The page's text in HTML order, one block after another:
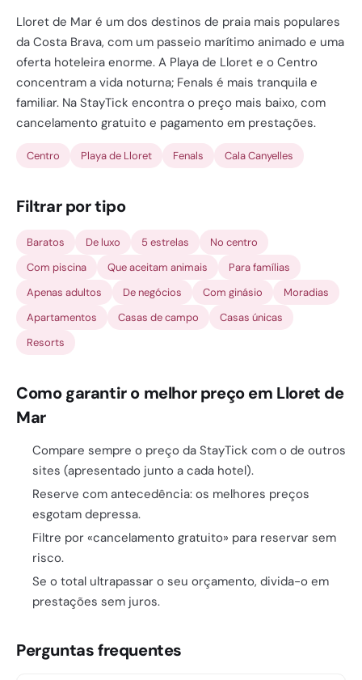
Lloret de Mar é um dos destinos de praia mais populares
da Costa Brava, com um passeio marítimo animado e uma
oferta hoteleira enorme. A Playa de Lloret e o Centro
concentram a vida noturna; Fenals é mais tranquila e
familiar. Na StayTick encontra o preço mais baixo, com
cancelamento gratuito e pagamento em prestações.
Centro Playa de Lloret Fenals Cala Canyelles
Filtrar por tipo
Baratos De luxo 5 estrelas
No centro
Com piscina
Que aceitam animais
Para famílias
Apenas adultos
De negócios Com ginásio
Moradias
Apartamentos
Casas de campo
Casas únicas
Resorts
Como garantir o melhor preço em Lloret de
Mar
Compare sempre o preço da StayTick com o de outros
sites (apresentado junto a cada hotel).
Reserve com antecedência: os melhores preços
esgotam depressa.
Filtre por «cancelamento gratuito» para reservar sem
risco.
Se o total ultrapassar o seu orçamento, divida-o em
prestações sem juros.
Perguntas frequentes